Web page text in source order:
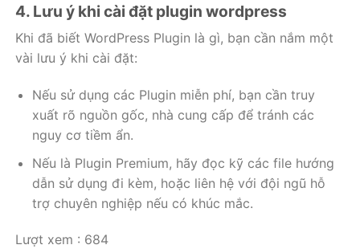
4. Lưu ý khi cài đặt plugin wordpress
Khi đã biết WordPress Plugin là gì, bạn cần nắm một
vài lưu ý khi cài đặt:
Nếu sử dụng các Plugin miễn phí, bạn cần truy
xuất rõ nguồn gốc, nhà cung cấp để tránh các
nguy cơ tiềm ẩn.
Nếu là Plugin Premium, hãy đọc kỹ các file hướng
dẫn sử dụng đi kèm, hoặc liên hệ với đội ngũ hỗ
trợ chuyên nghiệp nếu có khúc mắc.
Lượt xem : 684